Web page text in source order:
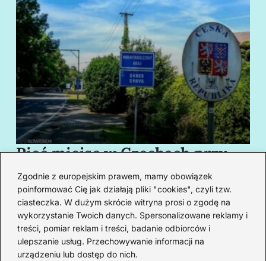
Zgodnie z europejskim prawem, mamy obowiązek
poinformować Cię jak działają pliki "cookies", czyli tzw.
ciasteczka. W dużym skrócie witryna prosi o zgodę na
wykorzystanie Twoich danych. Spersonalizowane reklamy i
treści, pomiar reklam i treści, badanie odbiorców i
ulepszanie usług. Przechowywanie informacji na
urządzeniu lub dostęp do nich.
Pięć miejsc w Czechach przy
granicy, które cię oczarują
swoim urokiem
Redakcja
Od lat podróżuję, by poznawać świat z bliska – nie tylko